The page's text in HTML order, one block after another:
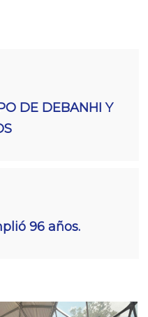
DE DEBANHI Y
96 años.